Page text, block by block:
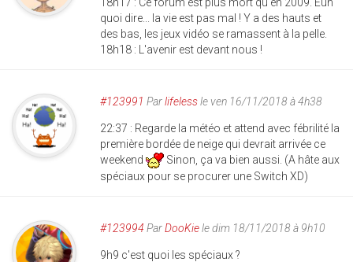
quoi dire... la vie est pas mal ! Y a des hauts et
des bas, les jeux vidéo se ramassent à la pelle.
18h18 : L'avenir est devant nous !
#123991 Parlifelessle ven 16/11/2018 à 4h38
22:37 : Regarde la météo et attend avec fébrilité la
première bordée de neige qui devrait arrivée ce
weekend
Sinon, ça va bien aussi. (A hâte aux
spéciaux pour se procurer une Switch XD)
#123994 ParDooKiele dim 18/11/2018 à 9h10
9h9 c'est quoi les spéciaux ?